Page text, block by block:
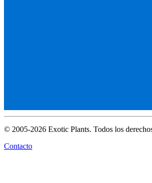
© 2005-2026 Exotic Plants. Todos los
Contacto